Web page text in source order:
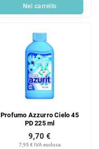
Nel carrello
Profumo Azzurro Cielo 45
PD 225 ml
7,95 € IVA esclusa
9,70 €